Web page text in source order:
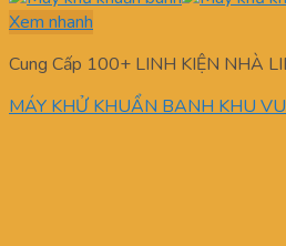
Xem nhanh
Cung Cấp 100+ LINH KIỆN NHÀ
MÁY KHỬ KHUẨN BANH KHU